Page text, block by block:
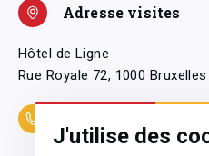
J'utilise des
Adresse visites
Hôtel de Ligne
Rue Royale 72, 1000 Bruxelles